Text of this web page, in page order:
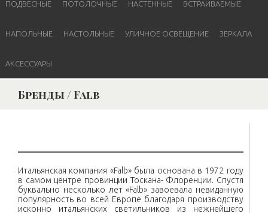
ПОДВЕСНЫЕ ПОТОЛОЧНЫЕ НАСТЕННЫЕ ВСТРАИВАЕМЫЕ
НАПОЛЬНЫЕ НАСТОЛЬНЫЕ УЛИЧНОЕ ОСВЕЩЕНИЕ ЗЕРКАЛА
АКСЕССУАРЫ
Бренды / Falb
Итальянская компания «Falb» была основана в 1972 году
в самом центре провинции Тоскана- Флоренции. Спустя
буквально несколько лет «Falb» завоевала невиданную
популярность во всей Европе благодаря производству
исконно итальянских светильников из нежнейшего